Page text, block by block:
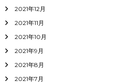
2021年12月
2021年11月
2021年10月
2021年9月
2021年8月
2021年7月